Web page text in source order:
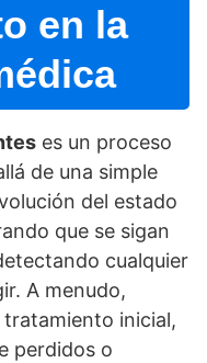
en la
es un proceso
de una simple
del estado
que se sigan
cualquier
A menudo,
inicial,
perdidos o